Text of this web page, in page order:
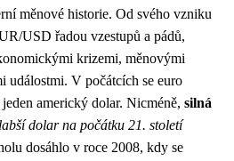
měnové historie. Od svého vzniku
USD řadou vzestupů a pádů,
krizemi, měnovými
událostmi. V počátcích se euro
americký dolar. Nicméně, silná
dolar na počátku 21. století
dosáhlo v roce 2008, kdy se